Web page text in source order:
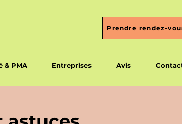
Prendre rendez-
& PMA Entreprises Avis